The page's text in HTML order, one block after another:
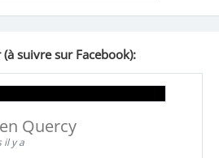
suivre sur Facebook):
Quercy
il y a